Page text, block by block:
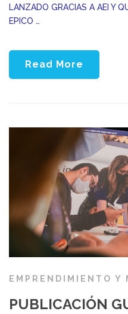
LANZADO GRACIAS A AEI Y
EPICO …
Read More
EMPRENDIMIENTO Y
PUBLICACIÓN